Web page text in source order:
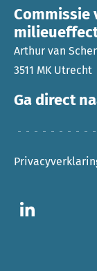
Ga direct
Commissie
Arthur van
3511 MK Utrecht
Ga naar